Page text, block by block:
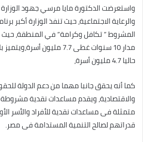
واستعرضت الدكتورة مايا مرسي جهود
والرعاية الاجتماعية، حيث تنفذ الوزارة أكبر
المشروط ” تكافل وكرامة” في المنطقة، حيث
مدار 10 سنوات غطى 7.7 مليون
حاليا 4.7 مليون أسرة،
كما أنه يحقق جانبا مهما من دعم الدولة
والاقتصادية، ويقدم مساعدات نقدية مشروطة
متمثلة فى مساعدات نقدية للأفراد والأسر
قدراتهم لصالح التنمية المستدامة فى مصر.